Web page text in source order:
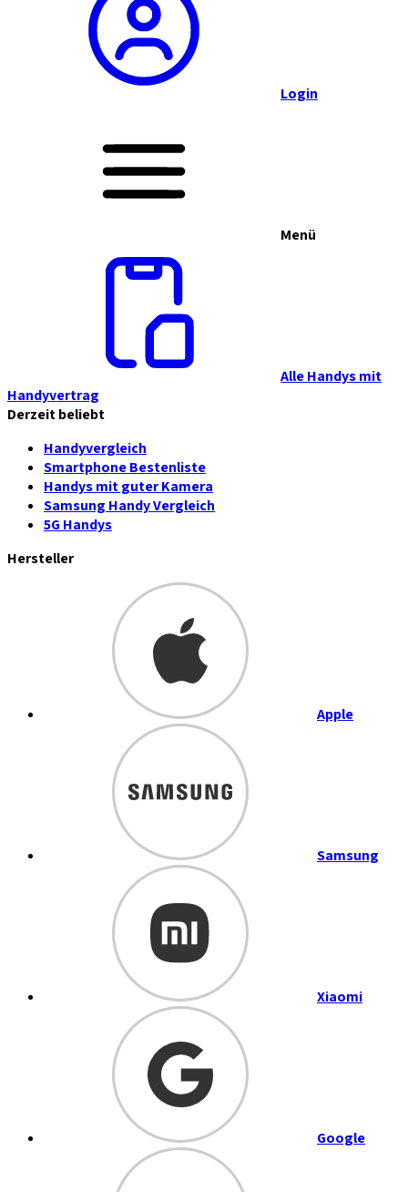
Login
Menü
Alle Handys mit
Handyvertrag
Derzeit beliebt
Handyvergleich
Smartphone Bestenliste
Handys mit guter Kamera
Samsung Handy Vergleich
5G Handys
Hersteller
Apple
Samsung
Xiaomi
Google